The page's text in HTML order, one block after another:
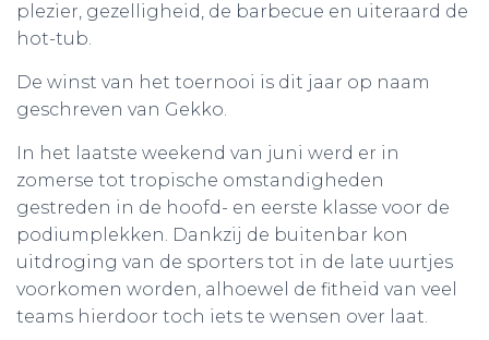
plezier, gezelligheid, de barbecue en uiteraard de
hot-tub.
De winst van het toernooi is dit jaar op naam
geschreven van Gekko.
In het laatste weekend van juni werd er in
zomerse tot tropische omstandigheden
gestreden in de hoofd- en eerste klasse voor de
podiumplekken. Dankzij de buitenbar kon
uitdroging van de sporters tot in de late uurtjes
voorkomen worden, alhoewel de fitheid van veel
teams hierdoor toch iets te wensen over laat.